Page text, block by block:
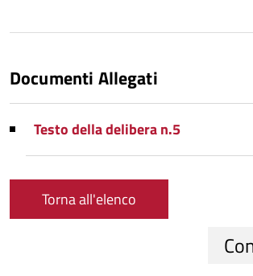
Documenti Allegati
Testo della delibera n.5
Torna all'elenco